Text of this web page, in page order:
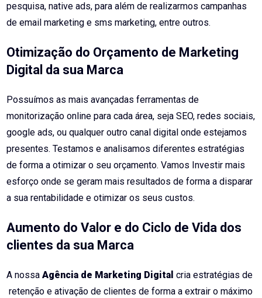
pesquisa, native ads, para além de realizarmos campanhas
de email marketing e sms marketing, entre outros.
Otimização do Orçamento de Marketing
Digital da sua Marca
Possuímos as mais avançadas ferramentas de
monitorização online para cada área, seja SEO, redes sociais,
google ads, ou qualquer outro canal digital onde estejamos
presentes. Testamos e analisamos diferentes estratégias
de forma a otimizar o seu orçamento. Vamos Investir mais
esforço onde se geram mais resultados de forma a disparar
a sua rentabilidade e otimizar os seus custos.
Aumento do Valor e do Ciclo de Vida dos
clientes da sua Marca
A nossa Agência de Marketing Digital cria estratégias de
retenção e ativação de clientes de forma a extrair o máximo